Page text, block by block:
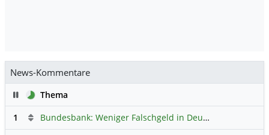
News-Kommentare
PauseThema
1
Bundesbank: Weniger Falschgeld in Deutschland